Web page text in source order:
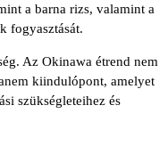
a barna rizs, valamint a
fogyasztását.
Az Okinawa étrend nem
kiindulópont, amelyet
szükségleteihez és